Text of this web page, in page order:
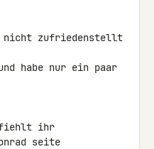
nicht zufriedenstellt
habe nur ein paar
ihr
seite